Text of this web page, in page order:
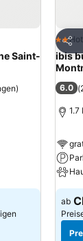
Saint-
)
2
ibis
6.0 (
1.7
ab